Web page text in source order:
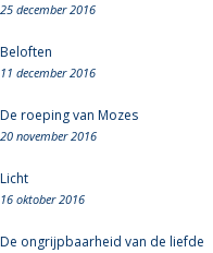
25 december 2016
Beloften
11 december 2016
De roeping van Mozes
20 november 2016
Licht
16 oktober 2016
De ongrijpbaarheid van de liefde